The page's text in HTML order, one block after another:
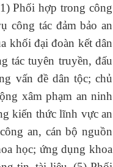
Phối hợp trong công
công tác đảm bảo an
khối đại đoàn kết dân
tác tuyên truyền, đấu
vấn đề dân tộc; chủ
xâm phạm an ninh
kiến thức lĩnh vực an
an, cán bộ nguồn
học; ứng dụng khoa